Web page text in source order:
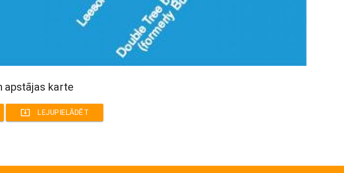
apstājas karte
system_update_alt LEJUPIELĀDĒT